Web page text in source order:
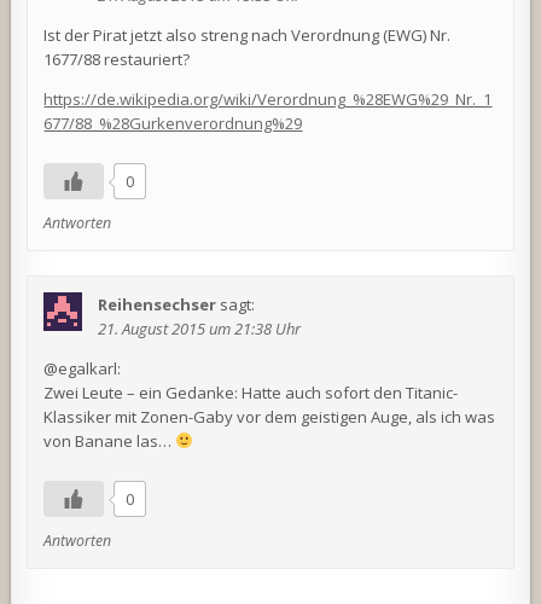
Ist der Pirat jetzt also streng nach Verordnung (EWG) Nr.
1677/88 restauriert?
https://de.wikipedia.org/wiki/Verordnung_%28EWG%29_Nr._1
677/88_%28Gurkenverordnung%29
0
Antworten
Reihensechser sagt:
21. August 2015 um 21:38 Uhr
@egalkarl:
Zwei Leute – ein Gedanke: Hatte auch sofort den Titanic-
Klassiker mit Zonen-Gaby vor dem geistigen Auge, als ich was
von Banane las…
0
Antworten